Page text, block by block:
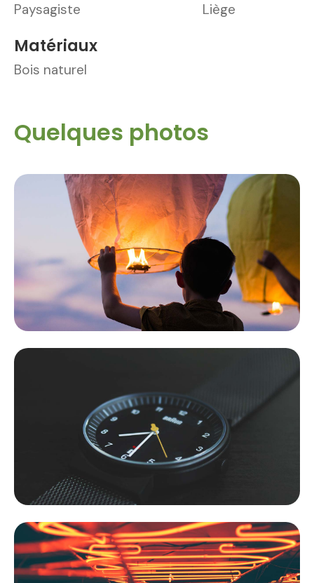
Paysagiste
Matériaux
Bois naturel
Liège
Quelques photos